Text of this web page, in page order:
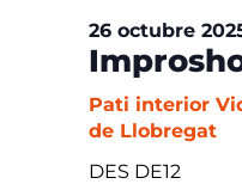
26 octubre
Pati interior
de Llobregat
DES DE12